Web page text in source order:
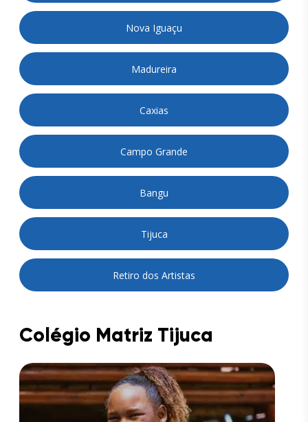
Nova Iguaçu
Madureira
Caxias
Campo Grande
Bangu
Tijuca
Retiro dos Artistas
Colégio Matriz Tijuca